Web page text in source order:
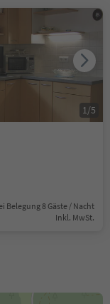
Belegung 8 Gäste / Nacht
Inkl. MwSt.
1 /5